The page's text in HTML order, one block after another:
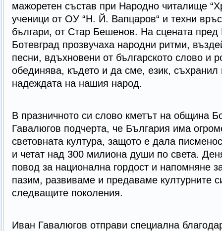
мажоретен състав при Народно читалище
ученици от ОУ “Н. Й. Вапцаров“ и техни
българи, от Стар Бешенов. На сцената пред
Ботевград прозвучаха народни ритми,
песни, вдъхновени от българското слово и
обединява, където и да сме, език, съхранил
надеждата на нашия народ.
В празничното си слово кметът на община
Гавалюгов подчерта, че България има
световната култура, защото е дала
и четат над 300 милиона души по света.
повод за национална гордост и напомняне
пазим, развиваме и предаваме културните
следващите поколения.
Иван Гавалюгов отправи специална